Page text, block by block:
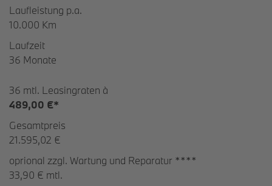
Laufleistung p.a.
10.000 Km
Laufzeit
36 Monate
36 mtl. Leasingraten à
489,00 €*
Gesamtpreis
21.595,02 €
oprional zzgl. Wartung und Reparatur ****
33,90 € mtl.